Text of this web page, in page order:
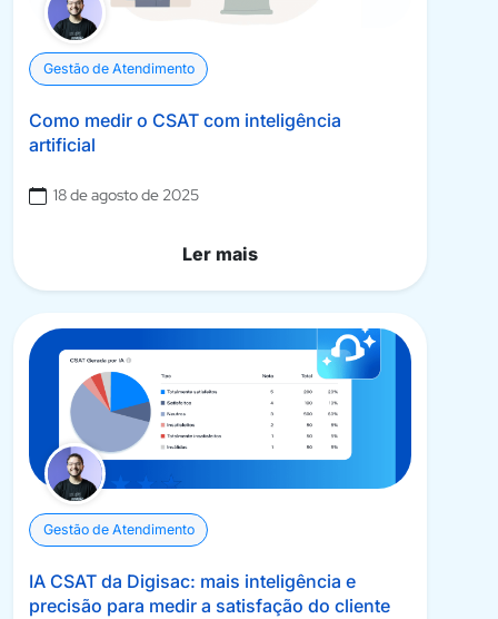
Gestão de Atendimento
Como medir o CSAT com inteligência
artificial
18 de agosto de 2025
Ler mais
Gestão de Atendimento
IA CSAT da Digisac: mais inteligência e
precisão para medir a satisfação do cliente